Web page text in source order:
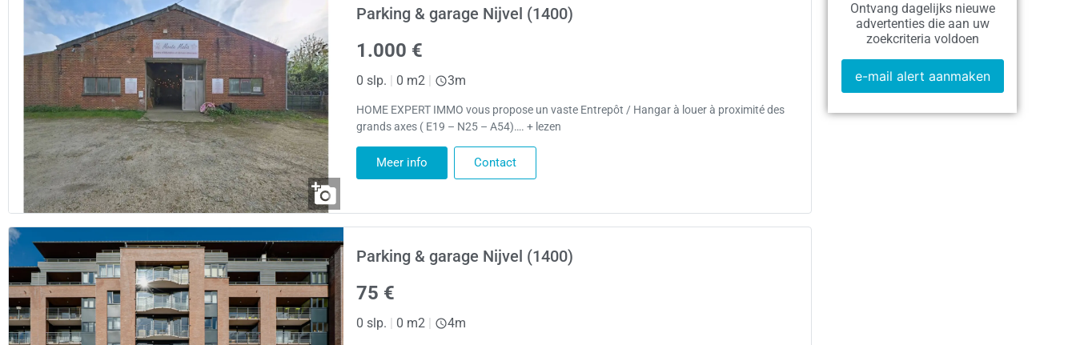
Parking & garage Nijvel (1400)
1.000 €
0 slp. | 0 m2 | 3m
HOME EXPERT IMMO vous propose un vaste Entrepôt / Hangar à louer à proximité des
grands axes ( E19 – N25 – A54)…. + lezen
Meer info Contact
Parking & garage Nijvel (1400)
75 €
0 slp. | 0 m2 | 4m
Ontvang dagelijks nieuwe
advertenties die aan uw
zoekcriteria voldoen
e-mail alert aanmaken